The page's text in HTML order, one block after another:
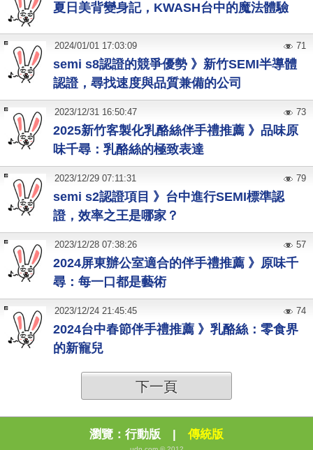
夏日美背變身記，KWASH台中的魔法體驗
semi s8認證的競爭優勢 》新竹SEMI半導體
認證，尋找速度與品質兼備的公司
2024/01/01 17:03:09 71
2025新竹客製化乳酪絲伴手禮推薦 》品味原
味千尋：乳酪絲的極致表達
2023/12/31 16:50:47 73
semi s2認證項目 》台中進行SEMI標準認
證，效率之王是哪家？
2023/12/29 07:11:31 79
2024屏東辦公室適合的伴手禮推薦 》原味千
尋：每一口都是藝術
2023/12/28 07:38:26 57
2024台中春節伴手禮推薦 》乳酪絲：零食界
的新寵兒
2023/12/24 21:45:45 74
下一頁
瀏覽： 行動版 | 傳統版